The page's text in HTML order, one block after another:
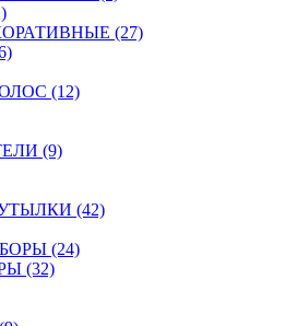
(27)
(12)
(9)
(42)
(24)
(32)